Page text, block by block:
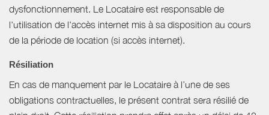
dysfonctionnement. Le Locataire est responsable de
l'utilisation de l'accès internet mis à sa disposition au cours
de la période de location (si accès internet).
Résiliation
En cas de manquement par le Locataire à l’une de ses
obligations contractuelles, le présent contrat sera résilié de